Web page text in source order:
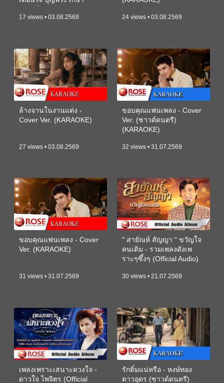
17 views • 03.08.2569 24 views • 03.08.2569
ล้างจานในงานแต่ง -
Cover Ver. (KARAOKE)
27 views • 03.08.2569
ขอบคุณแฟนเพลง - Cover
Ver. (ซาวด์ดนตรี)
(KARAOKE)
32 views • 31.07.2569
ขอบคุณแฟนเพลง - Cover
Ver. (KARAOKE)
31 views • 31.07.2569
" สายัณห์ สัญญา " ขวัญใจ
คนเดิม - รวมเพลงดังเพ
ราะๆซึ้งๆ (Official Audio)
30 views • 21.07.2569
เพลงเพราะเสนาะดวงใจ -
ดาวใจ ไพจิตร (Official
รักติ๋มแน่หรือ - หงษ์ทอง
ดาวอุดร (ซาวด์ดนตรี)